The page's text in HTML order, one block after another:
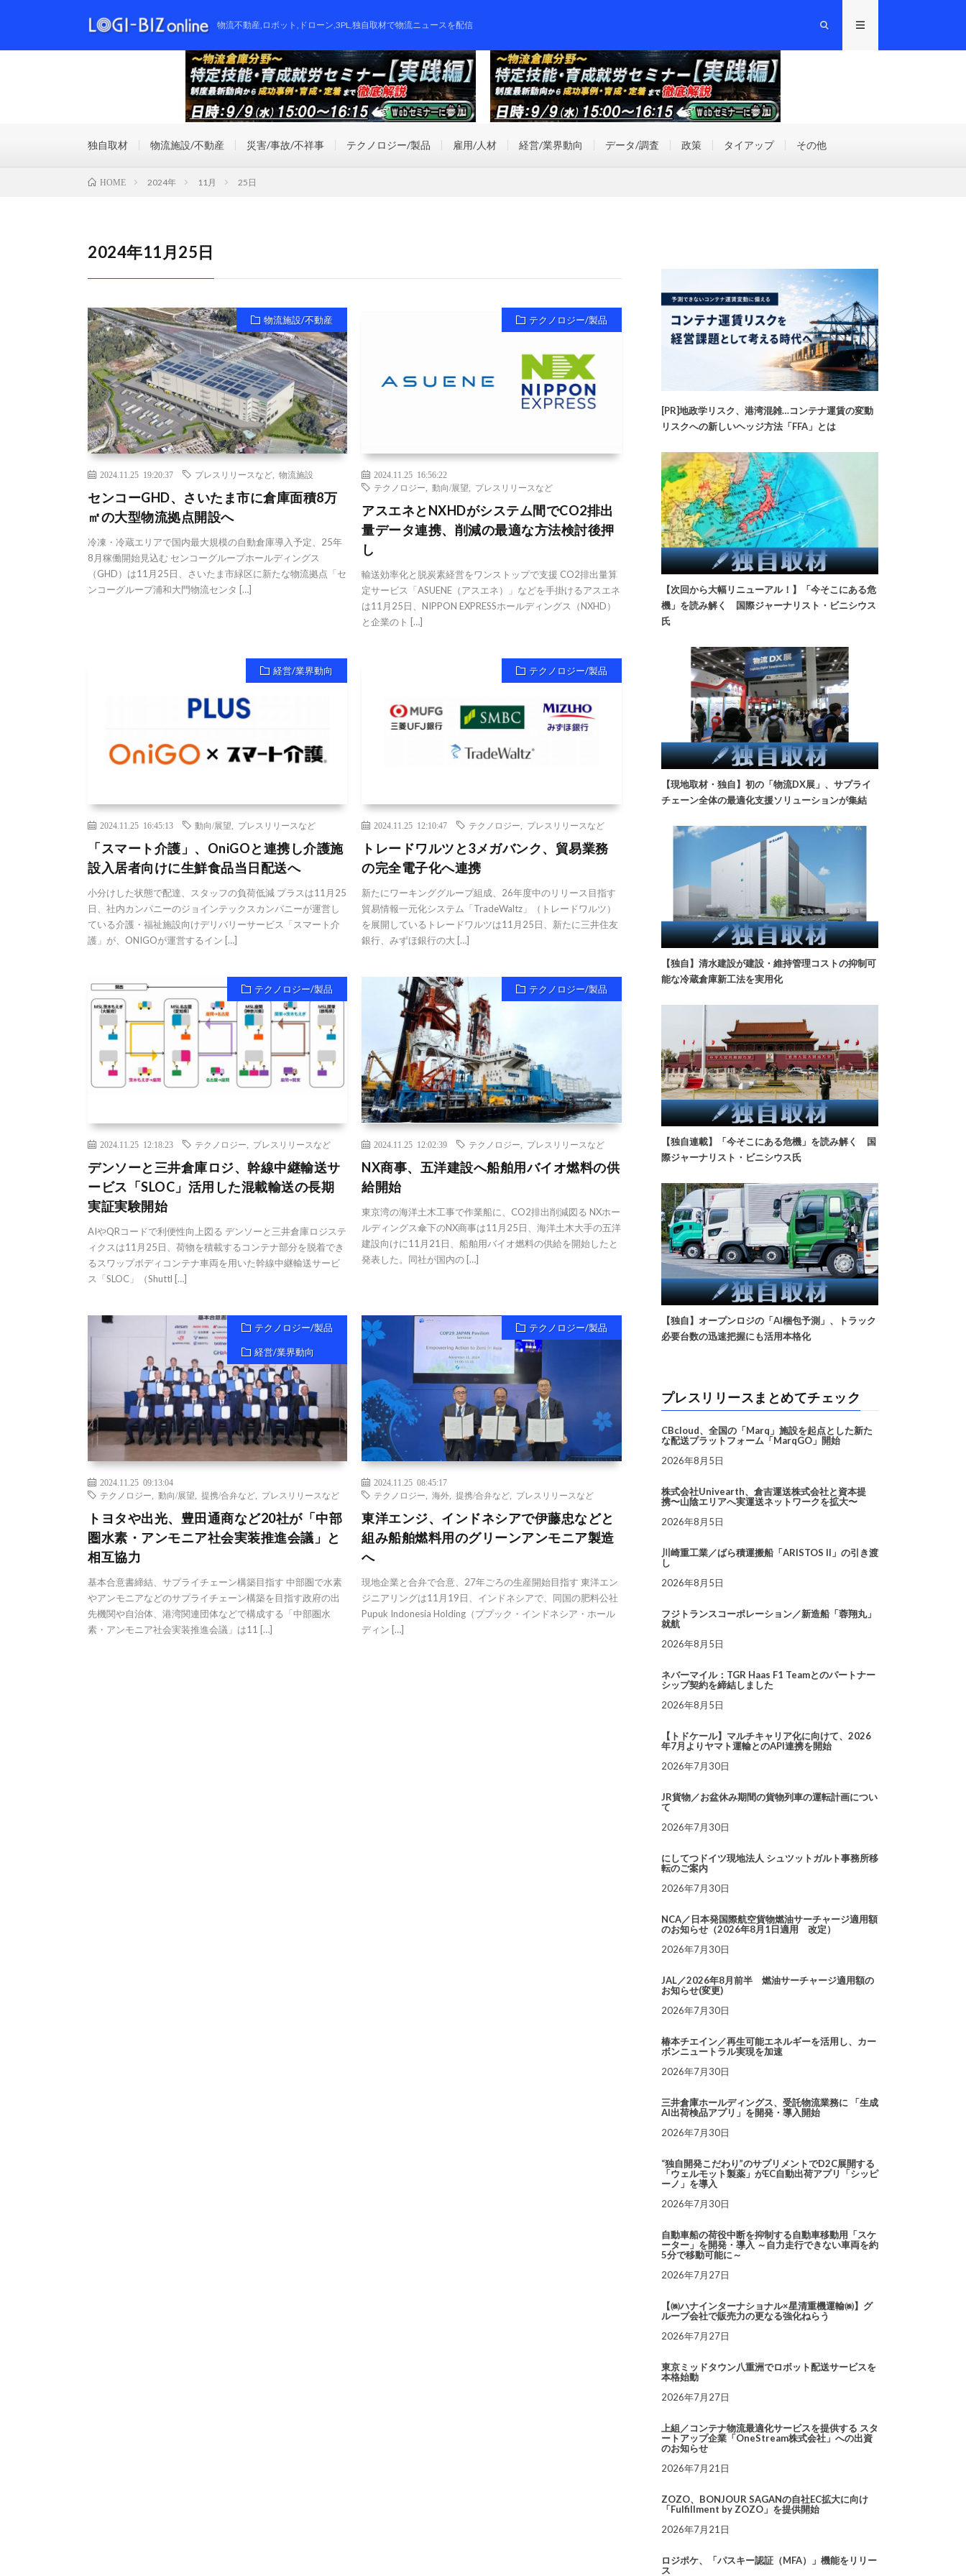
物流不動産,ロボット,ドローン,3PL,独自取材で物流ニュースを配信
独自取材 物流施設/不動産 災害/事故/不祥事 テクノロジー/製品 雇用/人材 経営/業界動向 データ/調査 政策 タイアップ その他
HOME 2024年 11月 25日
2024年11月25日
物流施設/不動産
2024.11.25 19:20:37 プレスリリースなど 物流施設
センコーGHD、さいたま市に倉庫面積8万
㎡の大型物流拠点開設へ
冷凍・冷蔵エリアで国内最大規模の自動倉庫導入予定、25年
8月稼働開始見込む センコーグループホールディングス
（GHD）は11月25日、さいたま市緑区に新たな物流拠点「セ
ンコーグループ浦和大門物流センタ […]
テクノロジー/製品
2024.11.25 16:56:22
テクノロジー
,動向/展望 プレスリリースなど
アスエネとNXHDがシステム間でCO2排出
量データ連携、削減の最適な方法検討後押
し
輸送効率化と脱炭素経営をワンストップで支援 CO2排出量算
定サービス「ASUENE（アスエネ）」などを手掛けるアスエネ
は11月25日、NIPPON EXPRESSホールディングス（NXHD）
と企業のト […]
経営/業界動向
2024.11.25 16:45:13 動向/展望 プレスリリースなど
「スマート介護」、OniGOと連携し介護施
設入居者向けに生鮮食品当日配送へ
小分けした状態で配達、スタッフの負荷低減 プラスは11月25
日、社内カンパニーのジョインテックスカンパニーが運営し
ている介護・福祉施設向けデリバリーサービス「スマート介
護」が、ONIGOが運営するイン […]
テクノロジー/製品
2024.11.25 12:10:47 テクノロジー プレスリリースなど
トレードワルツと3メガバンク、貿易業務
の完全電子化へ連携
新たにワーキンググループ組成、26年度中のリリース目指す
貿易情報一元化システム「TradeWaltz」（トレードワルツ）
を展開しているトレードワルツは11月25日、新たに三井住友
銀行、みずほ銀行の大 […]
テクノロジー/製品
2024.11.25 12:18:23 テクノロジー プレスリリースなど
デンソーと三井倉庫ロジ、幹線中継輸送サ
ービス「SLOC」活用した混載輸送の長期
実証実験開始
AIやQRコードで利便性向上図る デンソーと三井倉庫ロジステ
ィクスは11月25日、荷物を積載するコンテナ部分を脱着でき
るスワップボディコンテナ車両を用いた幹線中継輸送サービ
ス「SLOC」（Shuttl […]
テクノロジー/製品
2024.11.25 12:02:39 テクノロジー プレスリリースなど
NX商事、五洋建設へ船舶用バイオ燃料の供
給開始
東京湾の海洋土木工事で作業船に、CO2排出削減図る NXホー
ルディングス傘下のNX商事は11月25日、海洋土木大手の五洋
建設向けに11月21日、船舶用バイオ燃料の供給を開始したと
発表した。同社が国内の […]
テクノロジー/製品
経営/業界動向
2024.11.25 09:13:04
テクノロジー
動向/展望 提携/合弁など プレスリリースなど
トヨタや出光、豊田通商など20社が「中部
圏水素・アンモニア社会実装推進会議」と
相互協力
基本合意書締結、サプライチェーン構築目指す 中部圏で水素
やアンモニアなどのサプライチェーン構築を目指す政府の出
先機関や自治体、港湾関連団体などで構成する「中部圏水
素・アンモニア社会実装推進会議」は11 […]
テクノロジー/製品
2024.11.25 08:45:17
テクノロジー
,海外 ,提携/合弁など プレスリリースなど
東洋エンジ、インドネシアで伊藤忠などと
組み船舶燃料用のグリーンアンモニア製造
へ
現地企業と合弁で合意、27年ごろの生産開始目指す 東洋エン
ジニアリングは11月19日、インドネシアで、同国の肥料公社
Pupuk Indonesia Holding（ププック・インドネシア・ホール
ディン […]
[PR]地政学リスク、港湾混雑…コンテナ運賃の変動
リスクへの新しいヘッジ方法「FFA」とは
【次回から大幅リニューアル！】「今そこにある危
機」を読み解く 国際ジャーナリスト・ビニシウス
氏
【現地取材・独自】初の「物流DX展」、サプライ
チェーン全体の最適化支援ソリューションが集結
【独自】清水建設が建設・維持管理コストの抑制可
能な冷蔵倉庫新工法を実用化
【独自連載】「今そこにある危機」を読み解く 国
際ジャーナリスト・ビニシウス氏
【独自】オープンロジの「AI梱包予測」、トラック
必要台数の迅速把握にも活用本格化
プレスリリースまとめてチェック
CBcloud、全国の「Marq」施設を起点とした新た
な配送プラットフォーム「MarqGO」開始
2026年8月5日
株式会社Univearth、倉吉運送株式会社と資本提
携〜山陰エリアへ実運送ネットワークを拡大〜
2026年8月5日
川崎重工業／ばら積運搬船「ARISTOS II」の引き渡
し
2026年8月5日
フジトランスコーポレーション／新造船「蓉翔丸」
就航
2026年8月5日
ネバーマイル：TGR Haas F1 Teamとのパートナー
シップ契約を締結しました
2026年8月5日
【トドケール】マルチキャリア化に向けて、2026
年7月よりヤマト運輸とのAPI連携を開始
2026年7月30日
JR貨物／お盆休み期間の貨物列車の運転計画につい
て
2026年7月30日
にしてつドイツ現地法人 シュツットガルト事務所移
転のご案内
2026年7月30日
NCA／日本発国際航空貨物燃油サーチャージ適用額
のお知らせ（2026年8月1日適用 改定）
2026年7月30日
JAL／2026年8月前半 燃油サーチャージ適用額の
お知らせ(変更)
2026年7月30日
椿本チエイン／再生可能エネルギーを活用し、カー
ボンニュートラル実現を加速
2026年7月30日
三井倉庫ホールディングス、受託物流業務に 「生成
AI出荷検品アプリ」を開発・導入開始
2026年7月30日
“独自開発こだわり”のサプリメントでD2C展開する
「ウェルモット製薬」がEC自動出荷アプリ「シッピ
ーノ」を導入
2026年7月30日
自動車船の荷役中断を抑制する自動車移動用「スケ
ーター」を開発・導入 ～自力走行できない車両を約
5分で移動可能に～
2026年7月27日
【㈱ハナインターナショナル×星清重機運輸㈱】グ
ループ会社で販売力の更なる強化ねらう
2026年7月27日
東京ミッドタウン八重洲でロボット配送サービスを
本格始動
2026年7月27日
上組／コンテナ物流最適化サービスを提供する スタ
ートアップ企業「OneStream株式会社」への出資
のお知らせ
2026年7月21日
ZOZO、BONJOUR SAGANの自社EC拡大に向け
「Fulfillment by ZOZO」を提供開始
2026年7月21日
ロジポケ、「パスキー認証（MFA）」機能をリリー
ス